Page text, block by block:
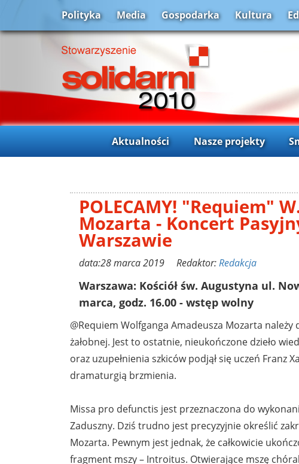
Polityka Media Gospodarka Kultura
Aktualności Nasze projekty
POLECAMY! "Requiem"
Mozarta - Koncert
Warszawie
data:28 marca 2019 Redaktor:Redakcja
Warszawa: Kościół św. Augustyna ul.
marca, godz. 16.00 - wstęp wolny
@Requiem Wolfganga Amadeusza Mozarta
żałobnej. Jest to ostatnie, nieukończone dzieło
oraz uzupełnienia szkiców podjął się uczeń Franz
dramaturgią brzmienia.
Missa pro defunctis jest przeznaczona do
Zaduszny. Dziś trudno jest precyzyjnie określić
Mozarta. Pewnym jest jednak, że całkowicie
fragment mszy – Introitus. Otwierające mszę